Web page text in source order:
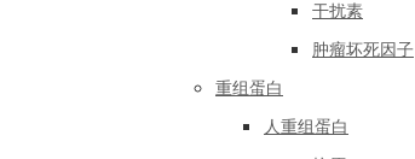
干扰素
肿瘤坏死因子
重组蛋白
人重组蛋白